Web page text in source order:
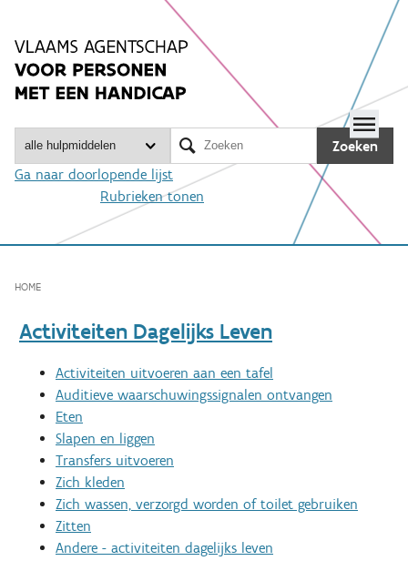
inhoud
Zoeken
Ga naar doorlopende lijst
Rubrieken tonen

HOME
Activiteiten Dagelijks Leven
Activiteiten uitvoeren aan een tafel
Auditieve waarschuwingssignalen ontvangen
Eten
Slapen en liggen
Transfers uitvoeren
Zich kleden
Zich wassen, verzorgd worden of toilet gebruiken
Zitten
Andere - activiteiten dagelijks leven